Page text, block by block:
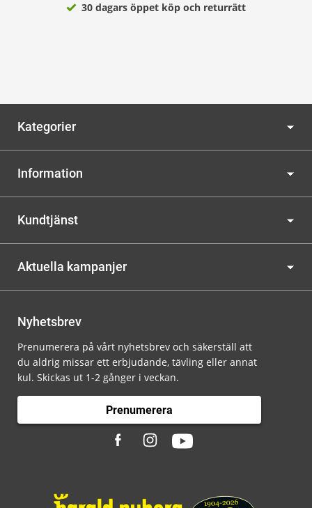
30 dagars öppet köp och returrätt
Kategorier
Information
Kundtjänst
Aktuella kampanjer
Nyhetsbrev
Prenumerera på vårt nyhetsbrev och säkerställ att
du aldrig missar ett erbjudande, tävling eller annat
kul. Skickas ut 1-2 gånger i veckan.
Prenumerera